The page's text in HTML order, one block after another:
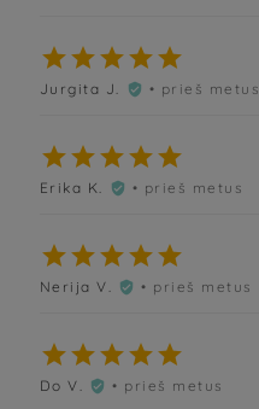

Jurgita J.  • prieš metus

Erika K.  • prieš metus

Nerija V.  • prieš metus

Do V.  • prieš metus